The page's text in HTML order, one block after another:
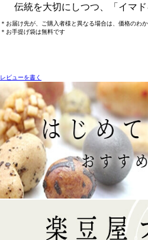
伝統を大切にしつつ、「イマ
＊お届け先が、ご購入者様と異なる場合は、価格のわ
＊お手提げ袋は無料です
レビューを書く